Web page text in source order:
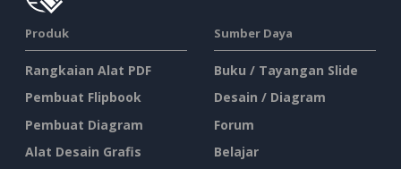
Produk
Rangkaian Alat PDF
Pembuat Flipbook
Pembuat Diagram
Alat Desain Grafis
Sumber Daya
Buku / Tayangan Slide
Desain / Diagram
Forum
Belajar